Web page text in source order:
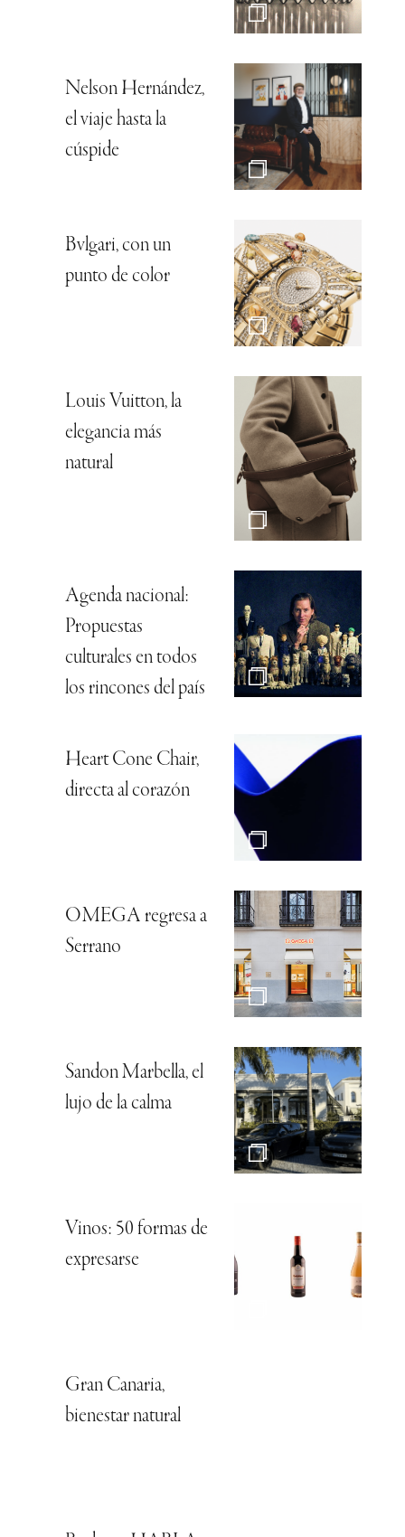
Nelson Hernández,
el viaje hasta la
cúspide
Bvlgari, con un
punto de color
Louis Vuitton, la
elegancia más
natural
Agenda nacional:
Propuestas
culturales en todos
los rincones del país
Heart Cone Chair,
directa al corazón
OMEGA regresa a
Serrano
Sandon Marbella, el
lujo de la calma
Vinos: 50 formas de
expresarse
Gran Canaria,
bienestar natural